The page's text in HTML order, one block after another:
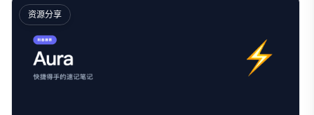
资源分享